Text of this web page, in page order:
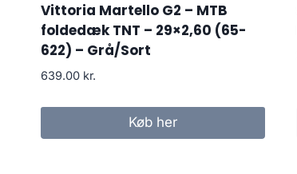
Vittoria Martello G2 – MTB
foldedæk TNT – 29×2,60 (65-
622) – Grå/Sort
639.00 kr.
Køb her